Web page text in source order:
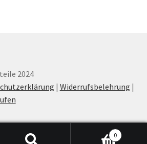
2024
| Widerrufsbelehrung |
0